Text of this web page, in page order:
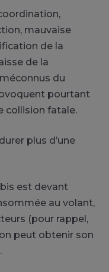
mauvaise
de la
de la
du
pourtant
collision fatale.
plus d’une
est devant
au volant,
(pour rappel,
peut obtenir son
.